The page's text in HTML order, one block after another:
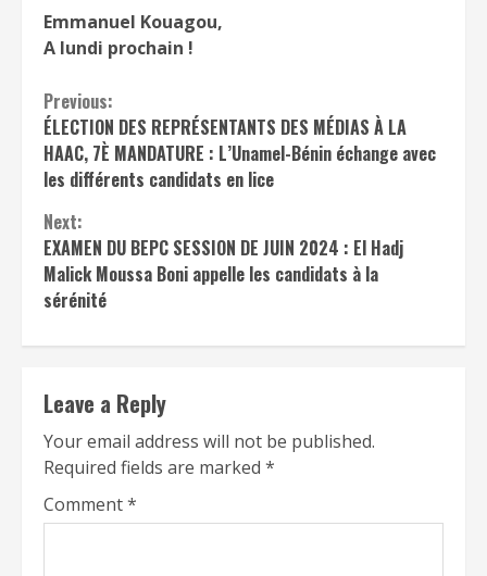
Emmanuel Kouagou,
A lundi prochain !
Continue
Reading
Previous:
ÉLECTION DES REPRÉSENTANTS DES MÉDIAS À LA
HAAC, 7È MANDATURE : L’Unamel-Bénin échange avec
les différents candidats en lice
Next:
EXAMEN DU BEPC SESSION DE JUIN 2024 : El Hadj
Malick Moussa Boni appelle les candidats à la
sérénité
Leave a Reply
Your email address will not be published.
Required fields are marked *
Comment*